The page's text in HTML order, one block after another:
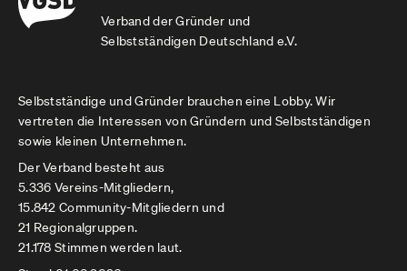
Verband der Gründer und
Selbstständigen Deutschland e.V.
Selbstständige und Gründer brauchen eine Lobby. Wir
vertreten die Interessen von Gründern und Selbstständigen
sowie kleinen Unternehmen.
Der Verband besteht aus
5.336 Vereins-Mitgliedern,
15.842 Community-Mitgliedern und
21 Regionalgruppen.
21.178 Stimmen werden laut.